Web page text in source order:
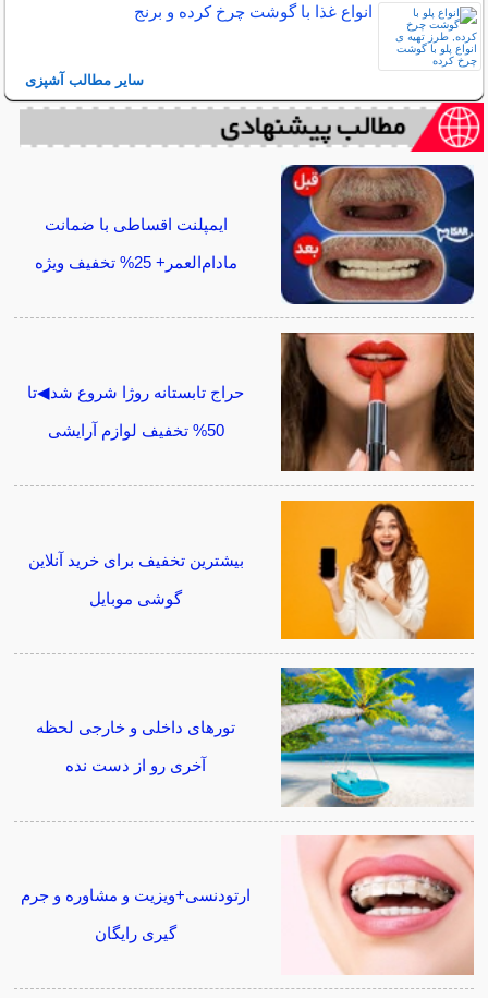
انواع غذا با گوشت چرخ کرده و برنج
سایر مطالب آشپزی
ایمپلنت اقساطی با ضمانت
مادام‌العمر+ 25% تخفیف ویژه
حراج تابستانه روژا شروع شد◀تا
50% تخفیف لوازم آرایشی
بیشترین تخفیف برای خرید آنلاین
گوشی موبایل
تورهای داخلی و خارجی لحظه
آخری رو از دست نده
ارتودنسی+ویزیت و مشاوره و جرم
گیری رایگان